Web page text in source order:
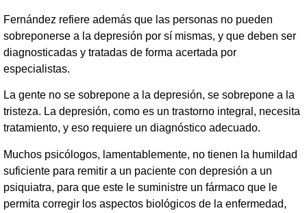
Fernández refiere además que las personas no pueden
sobreponerse a la depresión por sí mismas, y que deben ser
diagnosticadas y tratadas de forma acertada por
especialistas.
La gente no se sobrepone a la depresión, se sobrepone a la
tristeza. La depresión, como es un trastorno integral, necesita
tratamiento, y eso requiere un diagnóstico adecuado.
Muchos psicólogos, lamentablemente, no tienen la humildad
suficiente para remitir a un paciente con depresión a un
psiquiatra, para que este le suministre un fármaco que le
permita corregir los aspectos biológicos de la enfermedad,